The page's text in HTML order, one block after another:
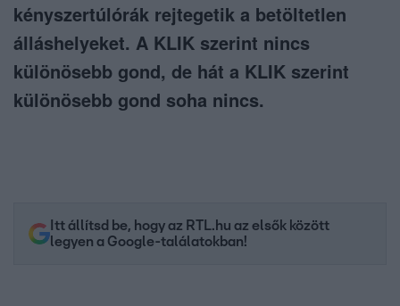
kényszertúlórák rejtegetik a betöltetlen
álláshelyeket. A KLIK szerint nincs
különösebb gond, de hát a KLIK szerint
különösebb gond soha nincs.
Itt állítsd be, hogy az RTL.hu az elsők között
legyen a Google-találatokban!